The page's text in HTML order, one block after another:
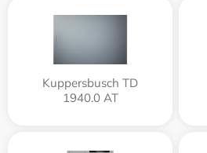
Kuppersbusch TD
1940.0 AT